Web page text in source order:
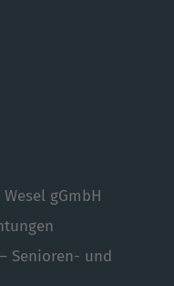
gGmbH
Senioren- und